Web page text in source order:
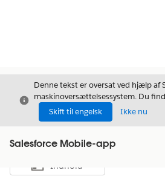
Luk
Denne tekst er oversat ved hjælp af
maskinoversættelsessystem. Du
Skift til engelsk
Ikke nu
Salesforce Mobile-app
Vis indholdsfortegnelse
Indhold